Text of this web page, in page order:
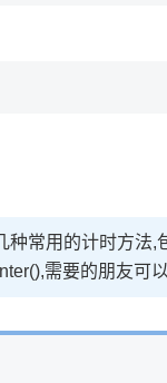
常用的计时方法,
需要的朋友可